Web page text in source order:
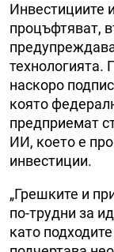
Инвестициите
процъфтяват,
наскоро
която
предприемат
ИИ, което е
инвестиции.
„Грешките и
по-трудни за
като